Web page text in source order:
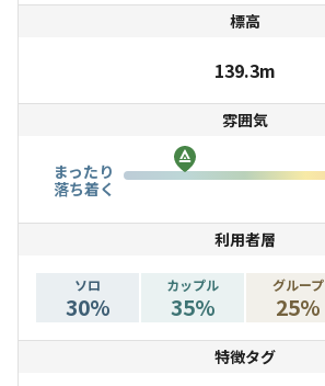
≪料金≫サイト料＋入場料
電源付き！広々区画サイト
レギュラーシーズン 3000円
ハイシーズン 5000円
トップシーズン 6000円
◆入場料
中学生以上 1000円
小学生 500円
※小学生は現地精算となります。
標高
139.3m
雰囲気
まったり
落ち着く
利用者層
ソロ
30%
カップル
35%
グループ
25%
特徴タグ